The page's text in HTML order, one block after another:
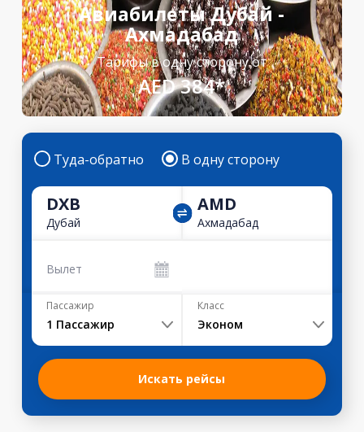
Авиабилеты Дубай -
Ахмадабад
Тарифы в одну сторону от
AED 384*
Туда-обратно В одну сторону
DXB
Дубай
AMD
Ахмадабад
Вылет
Пассажир
1 Пассажир
Класс
Эконом
Искать рейсы